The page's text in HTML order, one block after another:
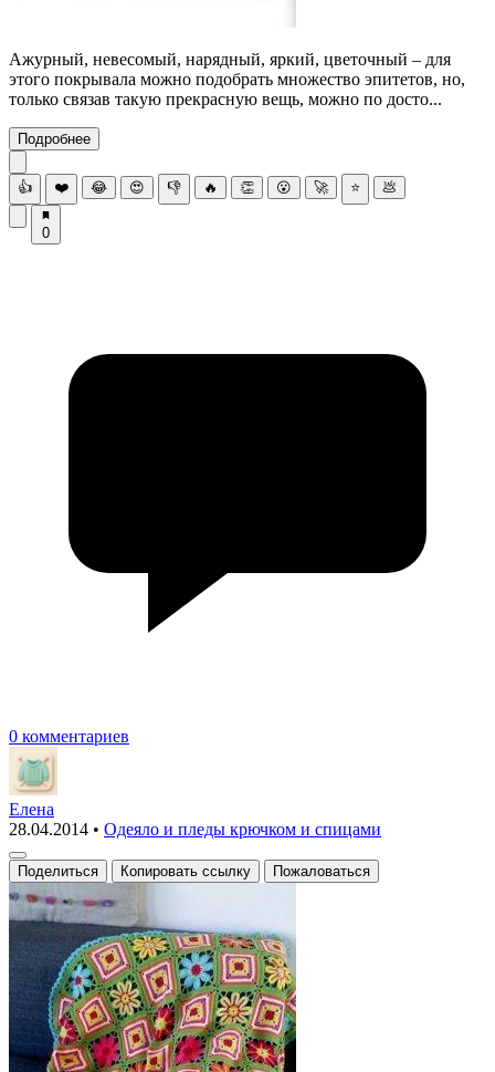
Ажурный, невесомый, нарядный, яркий, цветочный – для
этого покрывала можно подобрать множество эпитетов, но,
только связав такую прекрасную вещь, можно по досто...
Подробнее
👍 ❤️ 😂 😍 👎 🔥 👏 😮 🚀 ⭐ 💩
0
0 комментариев
Елена
28.04.2014 • Одеяло и пледы крючком и спицами
Поделиться Копировать ссылку Пожаловаться